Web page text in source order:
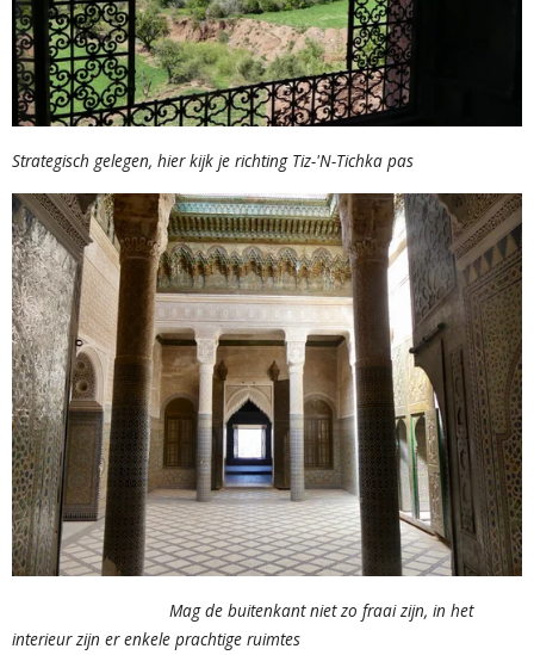
Strategisch gelegen, hier kijk je richting Tiz-'N-Tichka pas
Mag de buitenkant niet zo fraai zijn, in het
interieur zijn er enkele prachtige ruimtes